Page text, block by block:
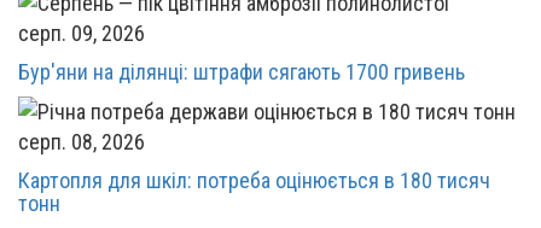
серп. 09, 2026
Бур'яни на ділянці: штрафи сягають 1700 гривень
серп. 08, 2026
Картопля для шкіл: потреба оцінюється в 180 тисяч
тонн